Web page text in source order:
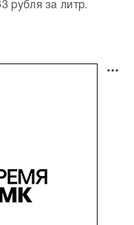
рубля за литр.